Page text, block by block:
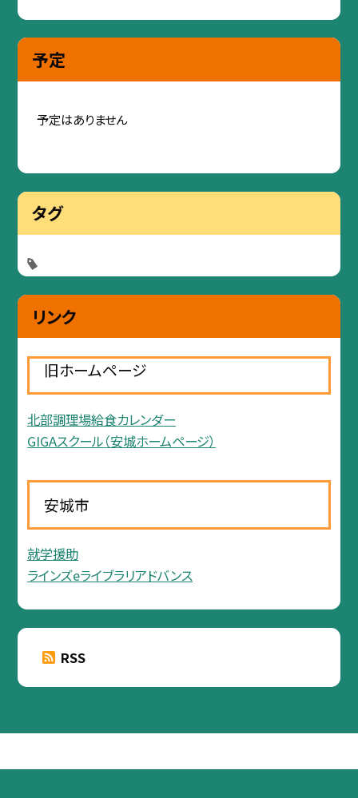
予定
予定はありません
タグ
リンク
旧ホームページ
北部調理場給食カレンダー
GIGAスクール（安城ホームページ）
安城市
就学援助
ラインズeライブラリアドバンス
RSS